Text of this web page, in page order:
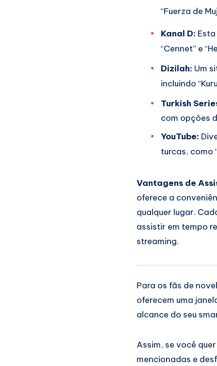
“Fuerza de
Kanal D:
“Cennet” e
Dizilah: Um
incluindo
Turkish
com opções
YouTube:
turcas, como
Vantagens de
oferece a
qualquer lugar.
assistir em tempo
streaming.
Para os fãs de
oferecem uma
alcance do seu
Assim, se você
mencionadas e